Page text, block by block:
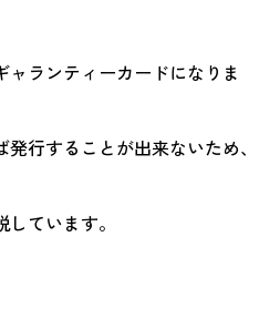
ランティーカードになりま
行することが出来ないため、
ています。